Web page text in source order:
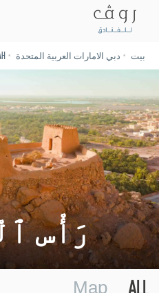
روڤ
بيت دبي الامارات العربية المتحدة
رَأْس
Map